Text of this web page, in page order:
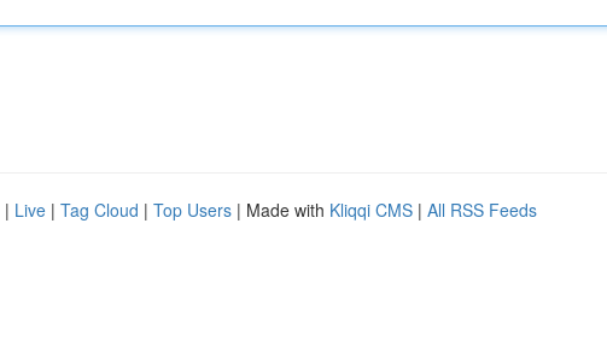
| Live | Tag Cloud | Top Users | Made with Kliqqi CMS | All RSS Feeds